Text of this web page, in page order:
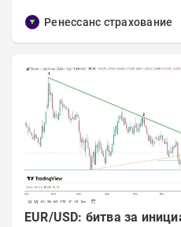
Ренессанс страхование
EUR/USD: битва за